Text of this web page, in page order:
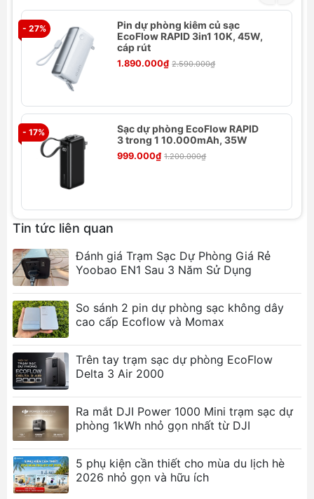
- 27%
Pin dự phòng kiêm củ sạc
EcoFlow RAPID 3in1 10K, 45W,
cáp rút
1.890.000₫ 2.590.000₫
- 17%
Sạc dự phòng EcoFlow RAPID
3 trong 1 10.000mAh, 35W
999.000₫ 1.200.000₫
Tin tức liên quan
Đánh giá Trạm Sạc Dự Phòng Giá Rẻ
Yoobao EN1 Sau 3 Năm Sử Dụng
So sánh 2 pin dự phòng sạc không dây
cao cấp Ecoflow và Momax
Trên tay trạm sạc dự phòng EcoFlow
Delta 3 Air 2000
Ra mắt DJI Power 1000 Mini trạm sạc dự
phòng 1kWh nhỏ gọn nhất từ DJI
5 phụ kiện cần thiết cho mùa du lịch hè
2026 nhỏ gọn và hữu ích